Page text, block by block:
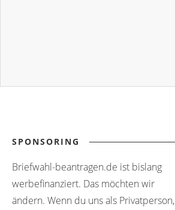
SPONSORING
Briefwahl-beantragen.de ist bislang
werbefinanziert. Das möchten wir
ändern. Wenn du uns als Privatperson,